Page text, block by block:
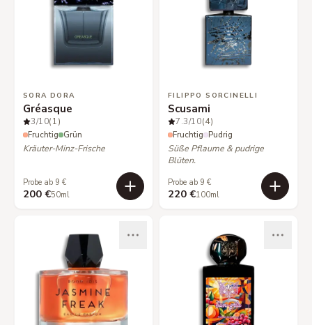
SORA DORA
Gréasque
3/10(1)
Fruchtig Grün
Kräuter-Minz-Frische
Probe ab 9 €
200 €50ml
FILIPPO SORCINELLI
Scusami
7.3/10(4)
Fruchtig Pudrig
Süße Pflaume & pudrige
Blüten.
Probe ab 9 €
220 €100ml